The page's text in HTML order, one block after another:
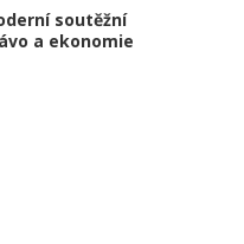
soutěžní
a ekonomie